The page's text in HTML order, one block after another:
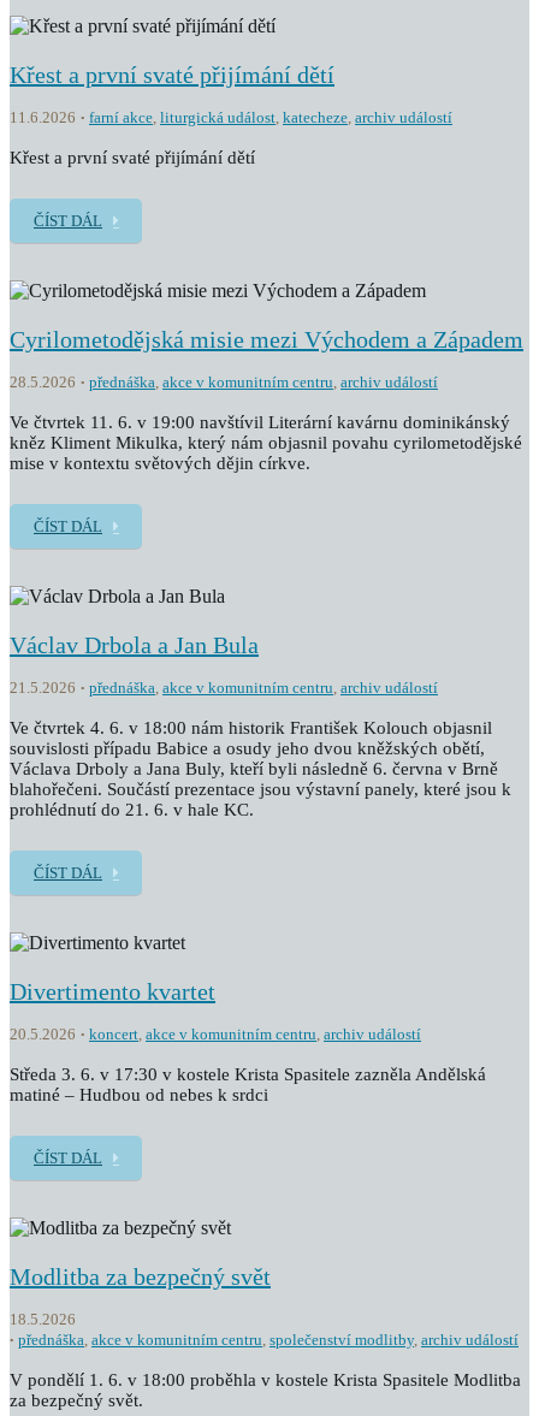
Křest a první svaté přijímání dětí
11.6.2026 farní akce, liturgická událost, katecheze, archiv událostí
Křest a první svaté přijímání dětí
ČÍST DÁL
Cyrilometodějská misie mezi Východem a Západem
28.5.2026 přednáška, akce v komunitním centru, archiv událostí
Ve čtvrtek 11. 6. v 19:00 navštívil Literární kavárnu dominikánský
kněz Kliment Mikulka, který nám objasnil povahu cyrilometodějské
mise v kontextu světových dějin církve.
ČÍST DÁL
Václav Drbola a Jan Bula
21.5.2026 přednáška, akce v komunitním centru, archiv událostí
Ve čtvrtek 4. 6. v 18:00 nám historik František Kolouch objasnil
souvislosti případu Babice a osudy jeho dvou kněžských obětí,
Václava Drboly a Jana Buly, kteří byli následně 6. června v Brně
blahořečeni. Součástí prezentace jsou výstavní panely, které jsou k
prohlédnutí do 21. 6. v hale KC.
ČÍST DÁL
Divertimento kvartet
20.5.2026 koncert, akce v komunitním centru, archiv událostí
Středa 3. 6. v 17:30 v kostele Krista Spasitele zazněla Andělská
matiné – Hudbou od nebes k srdci
ČÍST DÁL
Modlitba za bezpečný svět
18.5.2026
přednáška, akce v komunitním centru, společenství modlitby, archiv událostí
V pondělí 1. 6. v 18:00 proběhla v kostele Krista Spasitele Modlitba
za bezpečný svět.